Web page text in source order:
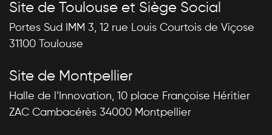
Site de Toulouse et Siège Social
Portes Sud IMM 3, 12 rue Louis Courtois de Viçose
31100 Toulouse
Site de Montpellier
Halle de l’Innovation, 10 place Françoise Héritier
ZAC Cambacérès 34000 Montpellier